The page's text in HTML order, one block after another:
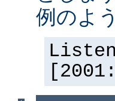
例のよ
Listen